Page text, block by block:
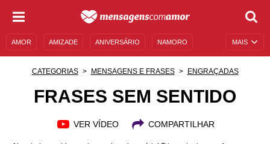
MAIS
AMOR AMIZADE ANIVERSÁRIO NAMORO
CATEGORIAS MENSAGENS E FRASES ENGRAÇADAS
FRASES SEM SENTIDO
VER VÍDEO COMPARTILHAR